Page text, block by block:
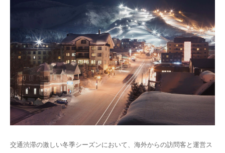
交通渋滞の激しい冬季シーズンにおいて、海外からの訪問客と運営ス